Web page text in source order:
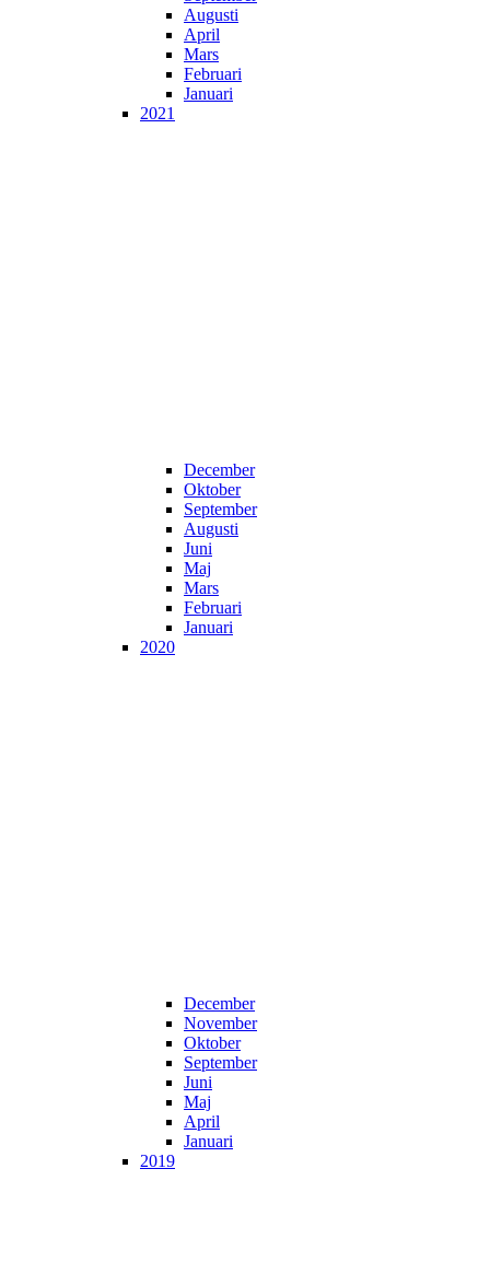
Augusti
April
Mars
Februari
Januari
2021
December
Oktober
September
Augusti
Juni
Maj
Mars
Februari
Januari
2020
December
November
Oktober
September
Juni
Maj
April
Januari
2019